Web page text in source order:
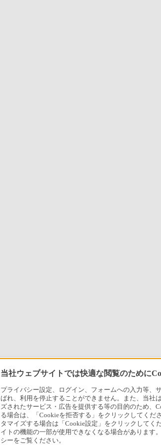
当社ウェブサイトでは快適な閲覧のために
プライバシー設定、ログイン、フォームへの入力等、
ばれ、利用を停止することができません。また、当社
ズされたサービス・広告を提供する等の目的のため、
る場合は、「Cookieを拒否する」をクリックしてくだ
タマイズする場合は「Cookie設定」をクリックして
イトの機能の一部が使用できなくなる場合があります
シーをご覧ください。